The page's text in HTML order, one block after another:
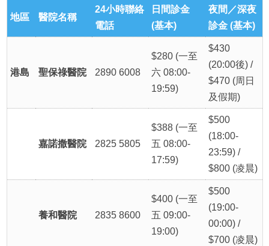
地區 醫院名稱
24小時聯絡
電話
日間診金
(基本)
夜間／深夜
診金 (基本)
港島 聖保祿醫院 2890 6008
$280 (一至
六 08:00-
19:59)
$430
(20:00後) /
$470 (周日
及假期)
嘉諾撒醫院 2825 5805
$388 (一至
五 08:00-
17:59)
$500
(18:00-
23:59) /
$800 (凌晨)
養和醫院 2835 8600
$400 (一至
五 09:00-
19:00)
$500
(19:00-
00:00) /
$700 (凌晨)